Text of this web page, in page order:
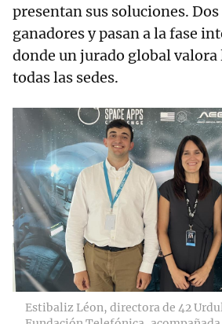
presentan sus soluciones.
ganadores y pasan a la fase
donde un jurado global valora
todas las sedes.
Estibaliz Léon, directora de 42